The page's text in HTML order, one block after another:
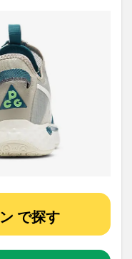
で探す